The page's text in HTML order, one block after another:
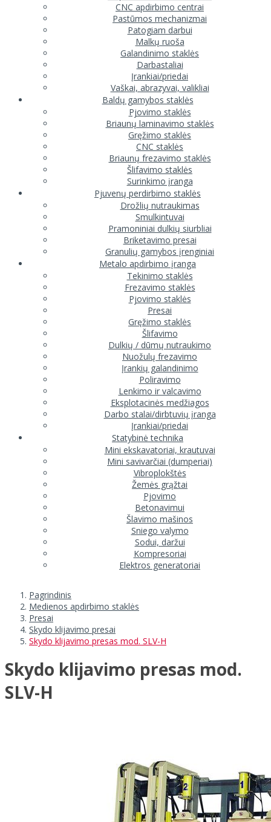
CNC apdirbimo centrai
Pastūmos mechanizmai
Patogiam darbui
Malkų ruoša
Galandinimo staklės
Darbastaliai
Įrankiai/priedai
Vaškai, abrazyvai, valikliai
Baldų gamybos staklės
Pjovimo staklės
Briaunų laminavimo staklės
Gręžimo staklės
CNC staklės
Briaunų frezavimo staklės
Šlifavimo staklės
Surinkimo įranga
Pjuvenų perdirbimo staklės
Drožlių nutraukimas
Smulkintuvai
Pramoniniai dulkių siurbliai
Briketavimo presai
Granulių gamybos įrenginiai
Metalo apdirbimo įranga
Tekinimo staklės
Frezavimo staklės
Pjovimo staklės
Presai
Gręžimo staklės
Šlifavimo
Dulkių / dūmų nutraukimo
Nuožulų frezavimo
Įrankių galandinimo
Poliravimo
Lenkimo ir valcavimo
Eksplotacinės medžiagos
Darbo stalai/dirbtuvių įranga
Įrankiai/priedai
Statybinė technika
Mini ekskavatoriai, krautuvai
Mini savivarčiai (dumperiai)
Vibroplokštės
Žemės grąžtai
Pjovimo
Betonavimui
Šlavimo mašinos
Sniego valymo
Sodui, daržui
Kompresoriai
Elektros generatoriai
Pagrindinis
Medienos apdirbimo staklės
Presai
Skydo klijavimo presai
Skydo klijavimo presas mod. SLV-H
Skydo klijavimo presas mod.
SLV-H